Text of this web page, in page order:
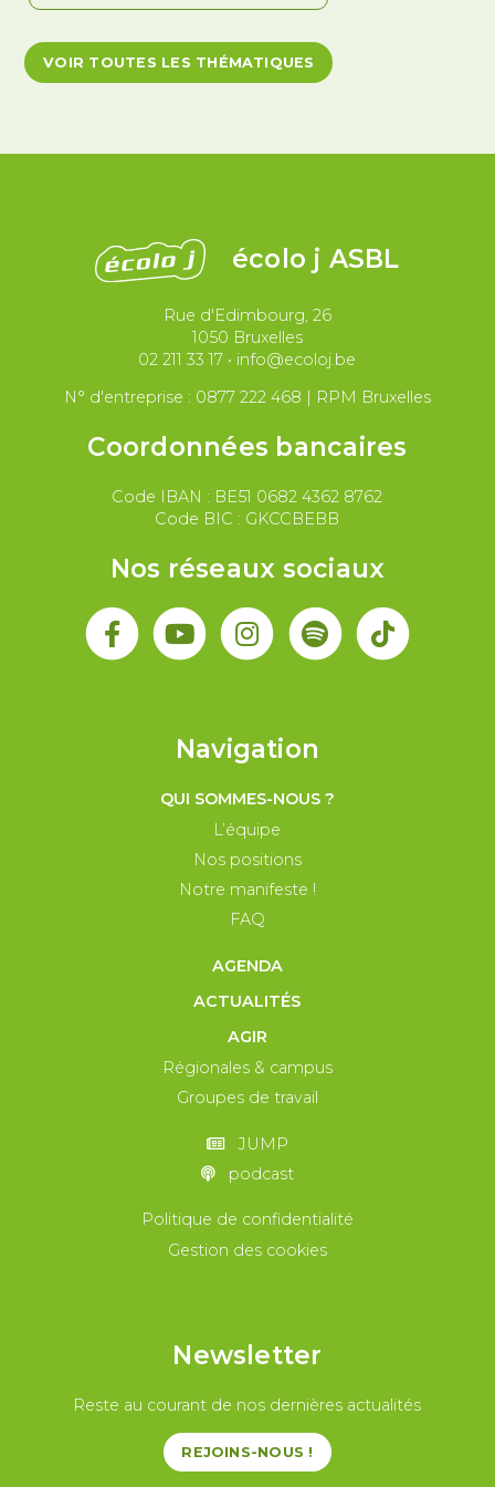
Antiracisme et décolonisation
Antivalidisme Climat et environnement
Justice et violences policières
Migrations et asile
Paix et droit international
VOIR TOUTES LES THÉMATIQUES
écolo j ASBL
Rue d'Edimbourg, 26
1050 Bruxelles
02 211 33 17 • info@ecoloj.be
N° d'entreprise : 0877 222 468 | RPM Bruxelles
Coordonnées bancaires
Code IBAN : BE51 0682 4362 8762
Code BIC : GKCCBEBB
Nos réseaux sociaux
Navigation
QUI SOMMES-NOUS ?
L’équipe
Nos positions
Notre manifeste !
FAQ
AGENDA
ACTUALITÉS
AGIR
Régionales & campus
Groupes de travail
JUMP
podcast
Politique de confidentialité
Gestion des cookies
Newsletter
Reste au courant de nos dernières actualités
REJOINS-NOUS !